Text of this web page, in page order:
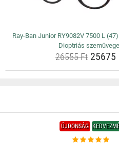
Ray-Ban Junior RY9082V 7500 L
Dioptriás
26555 Ft25675
ÚJDONSÁG